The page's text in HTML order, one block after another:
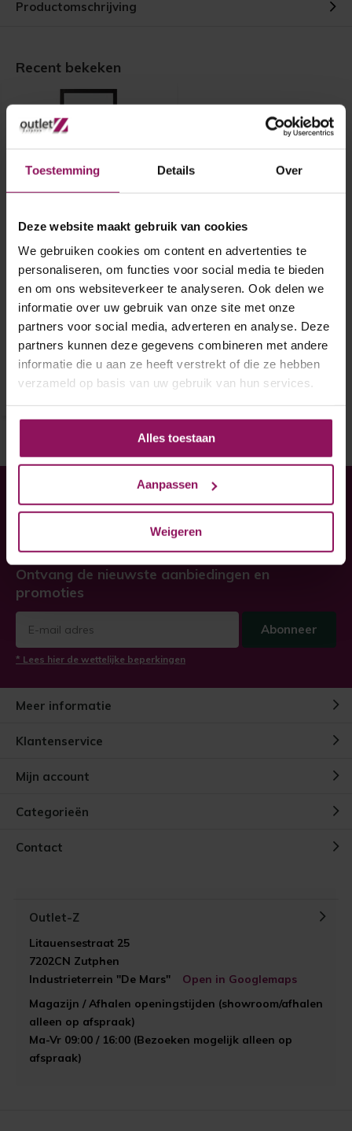
Toestemming Details Over
Deze website maakt gebruik van cookies
We gebruiken cookies om content en advertenties te
personaliseren, om functies voor social media te bieden
en om ons websiteverkeer te analyseren. Ook delen we
informatie over uw gebruik van onze site met onze
partners voor social media, adverteren en analyse. Deze
partners kunnen deze gegevens combineren met andere
informatie die u aan ze heeft verstrekt of die ze hebben
verzameld op basis van uw gebruik van hun services.
Alles toestaan
Aanpassen
Weigeren
Productomschrijving
Recent bekeken
schuifdeur SSL4000
88x201,5
Skantrae Taats-schuifdeur
SSL4000 88x201,5
Stomp
A-Grade
€ 260,-
Heeft u hulp nodig bij uw
bestelling?
Twijfel niet, neem contact met ons op!
Ontvang de nieuwste aanbiedingen en
promoties
Abonneer
* Lees hier de wettelijke beperkingen
Meer informatie
Klantenservice
Mijn account
Categorieën
Contact
Outlet-Z
Litauensestraat 25
7202CN Zutphen
Industrieterrein "De Mars"
Open in Googlemaps
Magazijn / Afhalen openingstijden (showroom/afhalen
alleen op afspraak)
Ma-Vr 09:00 / 16:00 (Bezoeken mogelijk alleen op
afspraak)